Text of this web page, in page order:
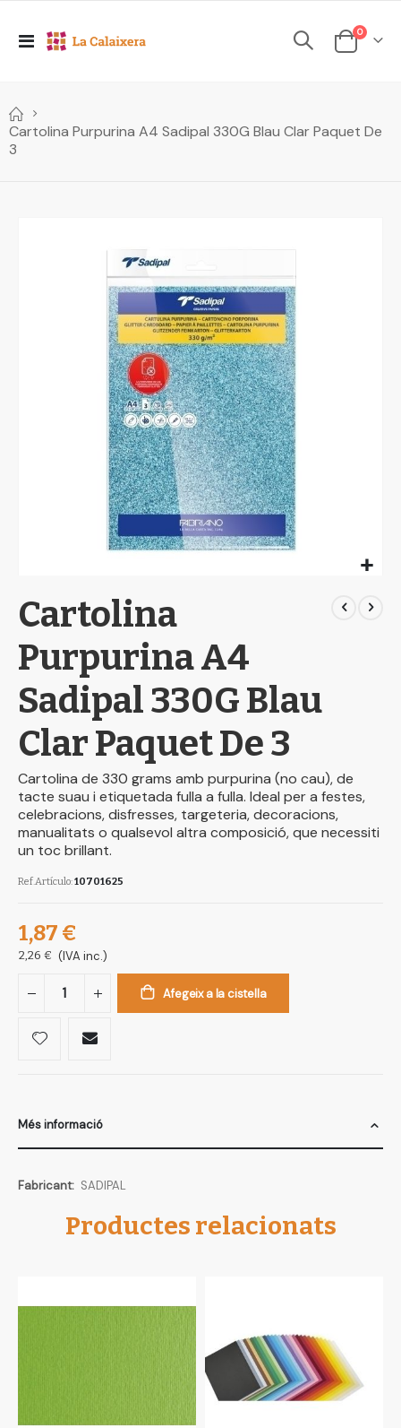
Toggle
Cesta
0elements
Cartolina Purpurina A4 Sadipal 330G Blau Clar Paquet De
3
to
the
of
images
gallery
Cartolina
Purpurina A4
Sadipal 330G Blau
Clar Paquet De 3
Cartolina de 330 grams amb purpurina (no cau), de
tacte suau i etiquetada fulla a fulla. Ideal per a festes,
celebracions, disfresses, targeteria, decoracions,
manualitats o qualsevol altra composició, que necessiti
un toc brillant.
Ref.Artículo 10701625
1,87 €
2,26 € (IVA inc.)
Afegeix a la cistella
Més informació
Més
SADIPAL
Productes relacionats